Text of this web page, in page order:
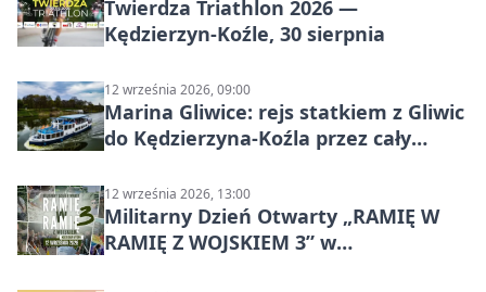
Twierdza Triathlon 2026 —
Kędzierzyn-Koźle, 30 sierpnia
12 września 2026, 09:00
Marina Gliwice: rejs statkiem z Gliwic
do Kędzierzyna-Koźla przez cały
12 września 2026, 13:00
Militarny Dzień Otwarty „RAMIĘ W
RAMIĘ Z WOJSKIEM 3” w